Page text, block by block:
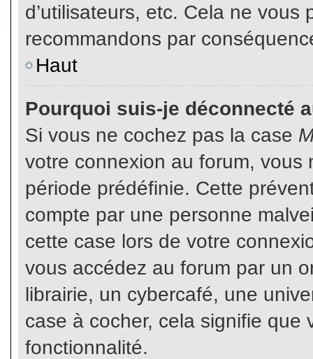
d’utilisateurs, etc. Cela ne vous
recommandons par
Haut
Pourquoi suis-je déconnecté
Si vous ne cochez pas la case
votre connexion au forum,
période prédéfinie. Cette
compte par une personne
cette case lors de votre
vous accédez au forum par un
librairie, un cybercafé, une
case à cocher, cela signifie que
fonctionnalité.